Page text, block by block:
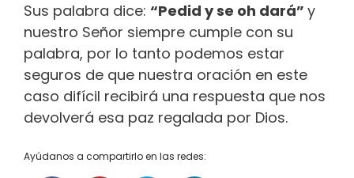
Sus palabra dice: “Pedid y se oh dará” y
nuestro Señor siempre cumple con su
palabra, por lo tanto podemos estar
seguros de que nuestra oración en este
caso difícil recibirá una respuesta que nos
devolverá esa paz regalada por Dios.
Ayúdanos a compartirlo en las redes: